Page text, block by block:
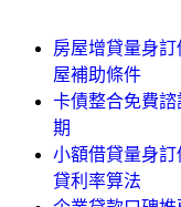
房屋增貸量身
屋補助條件
卡債整合免費
期
小額借貸量身
貸利率算法